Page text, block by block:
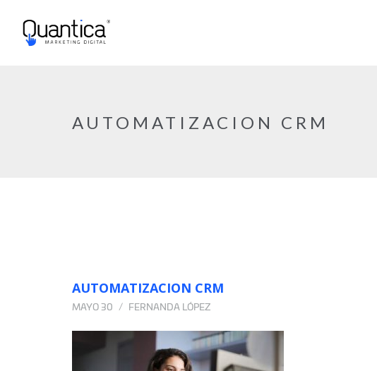
AUTOMATIZACION CRM
AUTOMATIZACION CRM
MAYO 30 FERNANDA LÓPEZ